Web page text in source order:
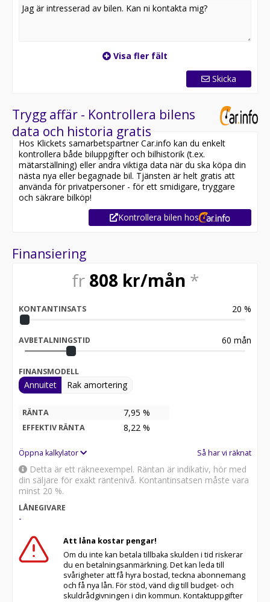
Visa fler fält
Skicka
Trygg affär - Kontrollera bilens
data och historia gratis
Hos Klickets samarbetspartner Car.info kan du enkelt
kontrollera både biluppgifter och bilhistorik (t.ex.
mätarställning) eller andra viktiga data när du ska köpa din
nästa nya eller begagnade bil. Tjänsten är helt gratis att
använda för privatpersoner - för ett smidigare, tryggare
och säkrare bilköp!
Kontrollera bilen hos
Finansiering
fr 808kr/mån *
KONTANTINSATS 20 %
AVBETALNINGSTID 60 mån
FINANSMODELL
Annuitet Rak amortering
RÄNTA 7,95 %
EFFEKTIV RÄNTA 8,22 %
Öppna kalkylator Så har vi räknat
Detta är ett räkneexempel. Räntan är indikativ, hör med
din säljare för exakt räntenivå. Kontantinsatsen måste vara
minst 20 %.
LÅNEGIVARE
-
Att låna kostar pengar!
Om du inte kan betala tillbaka skulden i tid riskerar
du en betalningsanmärkning. Det kan leda till
svårigheter att få hyra bostad, teckna abonnemang
och få nya lån. För stöd, vänd dig till budget- och
skuldrådgivningen i din kommun. Kontaktuppgifter